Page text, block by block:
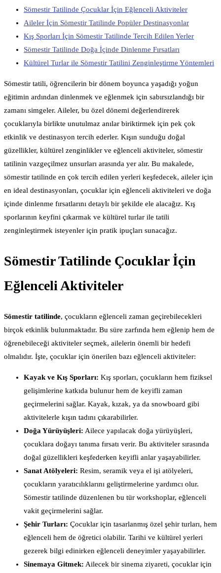
Sömestir Tatilinde Çocuklar İçin Eğlenceli Aktiviteler
Aileler İçin Sömestir Tatilinde Popüler Destinasyonlar
Kış Sporları İçin Sömestir Tatilinde Tercih Edilen Yerler
Sömestir Tatilinde Doğa İçinde Dinlenme Fırsatları
Kültürel Turlar ile Sömestir Tatilini Zenginleştirme Yöntemleri
Sömestir tatili, öğrencilerin bir dönem boyunca yaşadığı yoğun
eğitimin ardından dinlenmek ve eğlenmek için sabırsızlandığı bir
zamanı simgeler. Aileler, bu özel dönemi değerlendirerek
çocuklarıyla birlikte unutulmaz anılar biriktirmek için pek çok
etkinlik ve destinasyon tercih ederler. Kışın sunduğu doğal
güzellikler, kültürel zenginlikler ve eğlenceli aktiviteler, sömestir
tatilinin vazgeçilmez unsurları arasında yer alır. Bu makalede,
sömestir tatilinde en çok tercih edilen yerleri keşfedecek, aileler için
en ideal destinasyonları, çocuklar için eğlenceli aktiviteleri ve doğa
içinde dinlenme fırsatlarını detaylı bir şekilde ele alacağız. Kış
sporlarının keyfini çıkarmak ve kültürel turlar ile tatili
zenginleştirmek isteyenler için pratik ipuçları sunacağız.
Sömestir Tatilinde Çocuklar İçin
Eğlenceli Aktiviteler
Sömestir tatilinde, çocukların eğlenceli zaman geçirebilecekleri
birçok etkinlik bulunmaktadır. Bu süre zarfında hem eğlenip hem de
öğrenebileceği aktiviteler seçmek, ailelerin önemli bir hedefi
olmalıdır. İşte, çocuklar için önerilen bazı eğlenceli aktiviteler:
Kayak ve Kış Sporları: Kış sporları, çocukların hem fiziksel
gelişimlerine katkıda bulunur hem de keyifli zaman
geçirmelerini sağlar. Kayak, kızak, ya da snowboard gibi
aktivitelerle kışın tadını çıkarabilirler.
Doğa Yürüyüşleri: Ailece yapılacak doğa yürüyüşleri,
çocuklara doğayı tanıma fırsatı verir. Bu aktiviteler sırasında
doğal güzellikleri keşfederken keyifli anlar yaşayabilirler.
Sanat Atölyeleri: Resim, seramik veya el işi atölyeleri,
çocukların yaratıcılıklarını geliştirmelerine yardımcı olur.
Sömestir tatilinde düzenlenen bu tür workshoplar, eğlenceli
vakit geçirmelerini sağlar.
Şehir Turları: Çocuklar için tasarlanmış özel şehir turları, hem
eğlenceli hem de öğretici olabilir. Tarihi ve kültürel yerleri
gezerek bilgi edinirken eğlenceli deneyimler yaşayabilirler.
Sinemaya Gitmek: Ailecek bir sinema ziyareti, çocuklar için